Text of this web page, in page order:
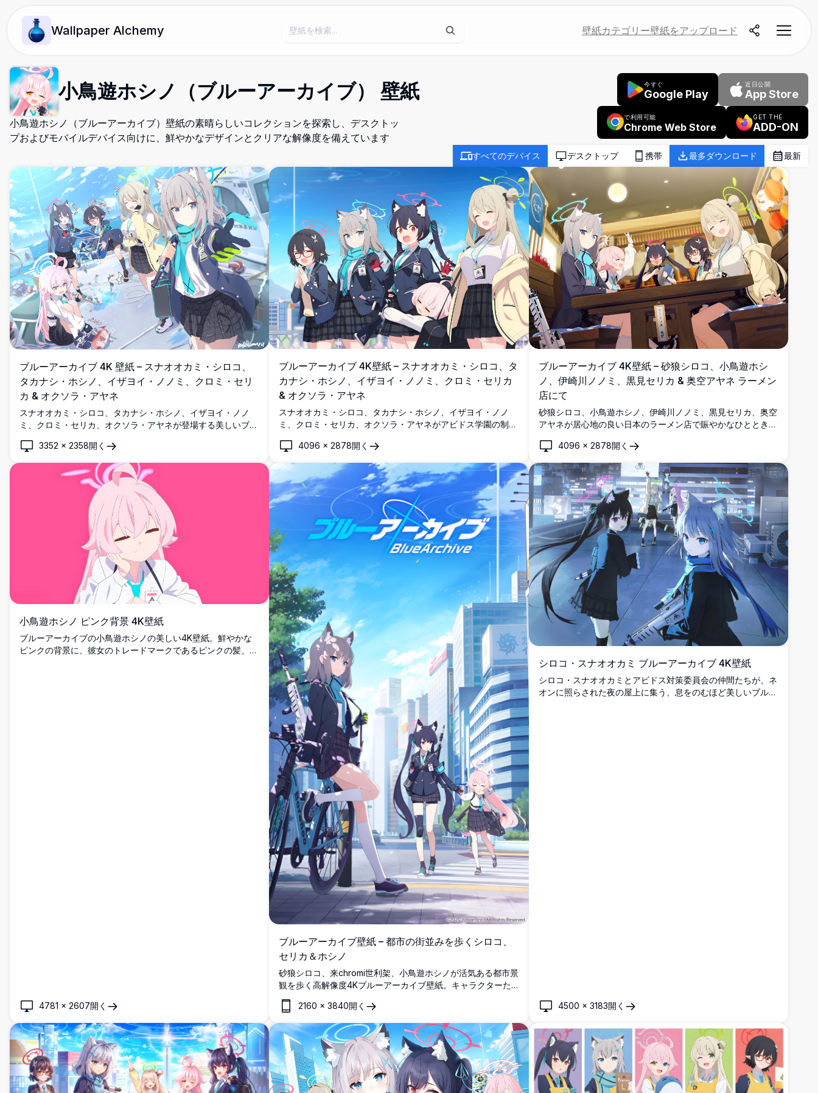
Wallpaper Alchemy 壁紙カテゴリー壁紙をアップロード
小鳥遊ホシノ（ブルーアーカイブ） 壁紙
小鳥遊ホシノ（ブルーアーカイブ）壁紙の素晴らしいコレクションを探索し、デスクトッ
プおよびモバイルデバイス向けに、鮮やかなデザインとクリアな解像度を備えています
今すぐ
Google Play
近日公開
App Store
で利用可能
Chrome Web Store
GET THE
ADD-ON
すべてのデバイス デスクトップ 携帯 最多ダウンロード 最新
ブルーアーカイブ 4K 壁紙 – スナオオカミ・シロコ、
タカナシ・ホシノ、イザヨイ・ノノミ、クロミ・セリ
カ & オクソラ・アヤネ
スナオオカミ・シロコ、タカナシ・ホシノ、イザヨイ・ノノ
ミ、クロミ・セリカ、オクソラ・アヤネが登場する美しいブル
とい、明るい青空の下で活気ある港のシーンを描いています。
3352 × 2358開く
ブルーアーカイブ 4K壁紙 – スナオオカミ・シロコ、タ
カナシ・ホシノ、イザヨイ・ノノミ、クロミ・セリカ
& オクソラ・アヤネ
スナオオカミ・シロコ、タカナシ・ホシノ、イザヨイ・ノノ
ミ、クロミ・セリカ、オクソラ・アヤネがアビドス学園の制服
4K壁紙。彼女たちのトレードマークであるハローと明るい表
情が印象的です。
4096 ×2878開く
ブルーアーカイブ 4K壁紙 – 砂狼シロコ、小鳥遊ホシ
ノ、伊崎川ノノミ、黒見セリカ & 奥空アヤネ ラーメン
店にて
砂狼シロコ、小鳥遊ホシノ、伊崎川ノノミ、黒見セリカ、奥空
アヤネが居心地の良い日本のラーメン店で賑やかなひとときを
ーカイブ4K壁紙。
4096 × 2878開く
小鳥遊ホシノ ピンク背景 4K壁紙
ブルーアーカイブの小鳥遊ホシノの美しい4K壁紙。鮮やかな
ピンクの背景に、彼女のトレードマークであるピンクの髪、ハ
4781 × 2607開く
ブルーアーカイブ壁紙 – 都市の街並みを歩くシロコ、
セリカ＆ホシノ
砂狼シロコ、来chromi世利架、小鳥遊ホシノが活気ある都市景
観を歩く高解像度4Kブルーアーカイブ壁紙。キャラクターた
ちは制服を着て武装し、明るい青空を背景にしています。
2160 ×3840開く
シロコ・スナオオカミ ブルーアーカイブ 4K壁紙
シロコ・スナオオカミとアビドス対策委員会の仲間たちが、ネ
オンに照らされた夜の屋上に集う、息をのむほど美しいブルー
4500 × 3183開く